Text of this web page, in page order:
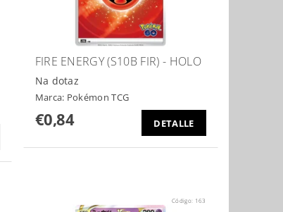
FIRE ENERGY (S10B FIR) - HOLO
Na dotaz
Marca: Pokémon TCG
€0,84 DETALLE
Código: 163